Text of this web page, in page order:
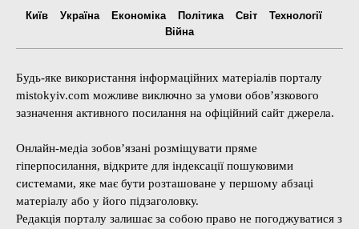
Київ Україна Економіка Політика Світ
Технології
Війна
Будь-яке використання інформаційних матеріалів порталу
mistokyiv.com можливе виключно за умови обов’язкового
зазначення активного посилання на офіційний сайт джерела.
Онлайн-медіа зобов’язані розміщувати пряме
гіперпосилання, відкрите для індексації пошуковими
системами, яке має бути розташоване у першому абзаці
матеріалу або у його підзаголовку.
Редакція порталу залишає за собою право не погоджуватися з